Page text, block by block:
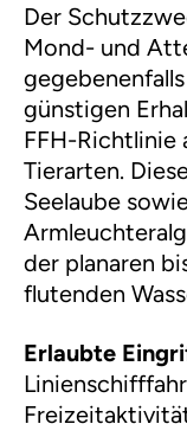
Der
Mond- und
günstigen
FFH-Richtlinie
Tierarten.
Seelaube
der planaren
flutenden
Erlaubte